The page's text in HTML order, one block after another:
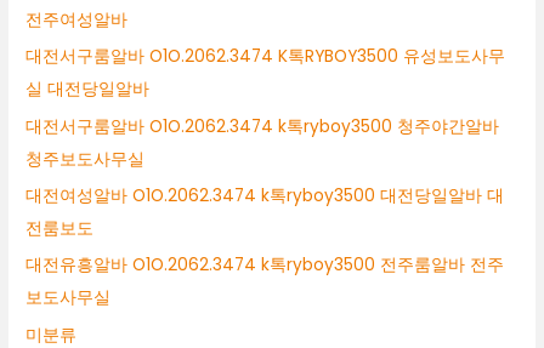
전주여성알바
대전서구룸알바 O1O.2062.3474 K톡RYBOY3500 유성보도사무
실 대전당일알바
대전서구룸알바 O1O.2062.3474 k톡ryboy3500 청주야간알바
청주보도사무실
대전여성알바 O1O.2062.3474 k톡ryboy3500 대전당일알바 대
전룸보도
대전유흥알바 O1O.2062.3474 k톡ryboy3500 전주룸알바 전주
보도사무실
미분류